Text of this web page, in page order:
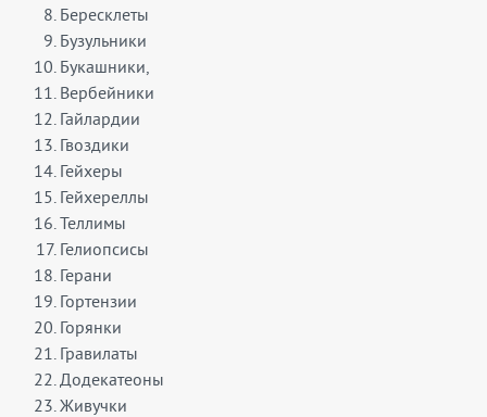
Бересклеты
Бузульники
Букашники,
Вербейники
Гайлардии
Гвоздики
Гейхеры
Гейхереллы
Теллимы
Гелиопсисы
Герани
Гортензии
Горянки
Гравилаты
Додекатеоны
Живучки